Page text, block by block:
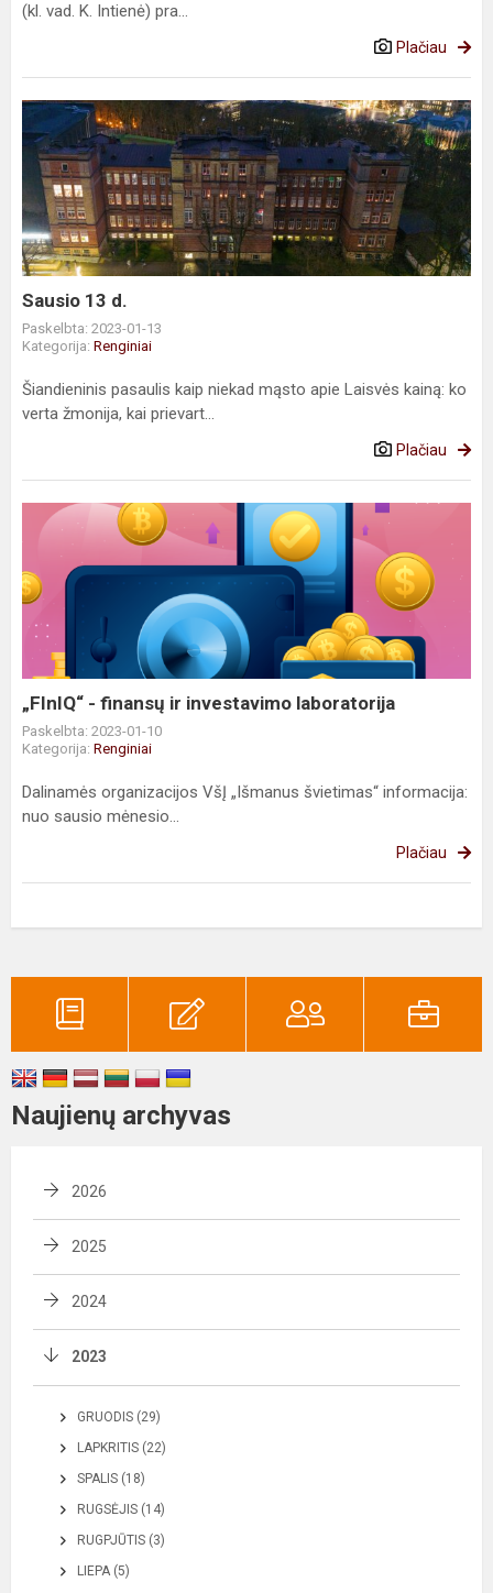
(kl. vad. K. Intienė) pra...
Plačiau
Sausio
13
Sausio 13 d.
Paskelbta: 2023-01-13
Kategorija: Renginiai
Šiandieninis pasaulis kaip niekad mąsto apie Laisvės kainą: ko
verta žmonija, kai prievart...
Plačiau
„FInIQ“ -
ir
investavimo
laboratorija
„FInIQ“ - finansų ir investavimo laboratorija
Paskelbta: 2023-01-10
Kategorija: Renginiai
Dalinamės organizacijos VšĮ „Išmanus švietimas“ informacija:
nuo sausio mėnesio...
Plačiau
Naujienų archyvas
2026
2025
2024
2023
GRUODIS (29)
LAPKRITIS (22)
SPALIS (18)
RUGSĖJIS (14)
RUGPJŪTIS (3)
LIEPA (5)